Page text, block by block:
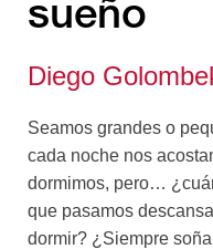
sueño
Diego
Seamos grandes o
cada noche nos
dormimos, pero…
que pasamos
dormir? ¿Siempre